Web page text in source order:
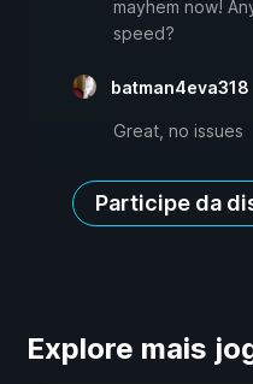
mayhem now!
speed?
batman4eva318
Great, no issues
Participe da
Explore mais